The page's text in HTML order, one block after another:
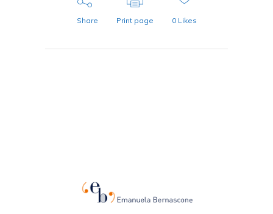
Share Print page 0Likes